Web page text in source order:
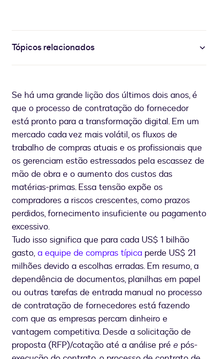
Tópicos relacionados
Se há uma grande lição dos últimos dois anos, é
que o processo de contratação do fornecedor
está pronto para a transformação digital. Em um
mercado cada vez mais volátil, os fluxos de
trabalho de compras atuais e os profissionais que
os gerenciam estão estressados pela escassez de
mão de obra e o aumento dos custos das
matérias-primas. Essa tensão expõe os
compradores a riscos crescentes, como prazos
perdidos, fornecimento insuficiente ou pagamento
excessivo.
Tudo isso significa que para cada US$ 1 bilhão
gasto, a equipe de compras típica perde US$ 21
milhões devido a escolhas erradas. Em resumo, a
dependência de documentos, planilhas em papel
ou outras tarefas de entrada manual no processo
de contratação de fornecedores está fazendo
com que as empresas percam dinheiro e
vantagem competitiva. Desde a solicitação de
proposta (RFP)/cotação até a análise pré e pós-